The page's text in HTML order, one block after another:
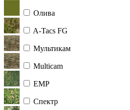
Олива
A-Tacs FG
Мультикам
Multicam
ЕМР
Спектр